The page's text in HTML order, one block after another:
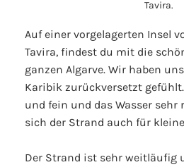
Auf einer vorgelagerten Insel
Tavira, findest du mit die
ganzen Algarve. Wir haben
Karibik zurückversetzt
und fein und das Wasser sehr
sich der Strand auch für
Der Strand ist sehr weitläufig